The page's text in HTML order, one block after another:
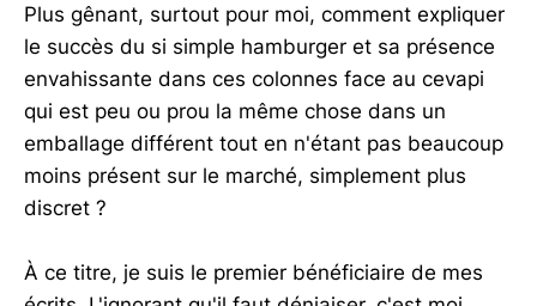
Plus gênant, surtout pour moi, comment expliquer
le succès du si simple hamburger et sa présence
envahissante dans ces colonnes face au cevapi
qui est peu ou prou la même chose dans un
emballage différent tout en n'étant pas beaucoup
moins présent sur le marché, simplement plus
discret ?
À ce titre, je suis le premier bénéficiaire de mes